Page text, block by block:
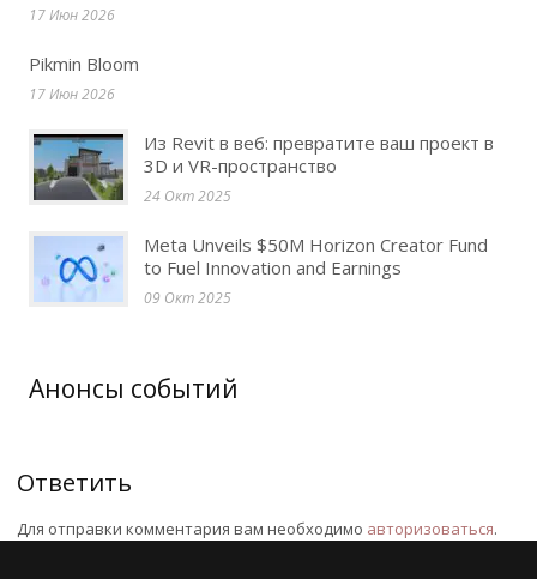
17 Июн 2026
Pikmin Bloom
17 Июн 2026
Из Revit в веб: превратите ваш проект в
3D и VR-пространство
24 Окт 2025
Meta Unveils $50M Horizon Creator Fund
to Fuel Innovation and Earnings
09 Окт 2025
Анонсы событий
Ответить
Для отправки комментария вам необходимо авторизоваться.